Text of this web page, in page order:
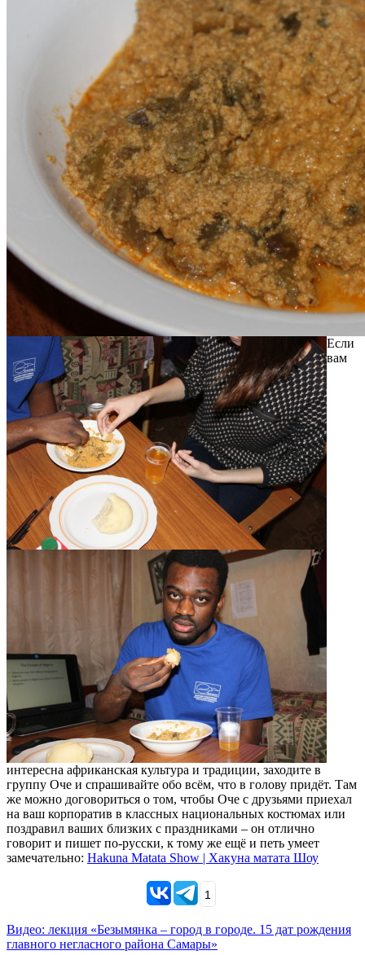
Если
вам
интересна африканская культура и традиции, заходите в
группу Оче и спрашивайте обо всём, что в голову придёт. Там
же можно договориться о том, чтобы Оче с друзьями приехал
на ваш корпоратив в классных национальных костюмах или
поздравил ваших близких с праздниками – он отлично
говорит и пишет по-русски, к тому же ещё и петь умеет
замечательно: Hakuna Matata Show | Хакуна матата Шоу
1
Видео: лекция «Безымянка – город в городе. 15 дат рождения
главного негласного района Самары»